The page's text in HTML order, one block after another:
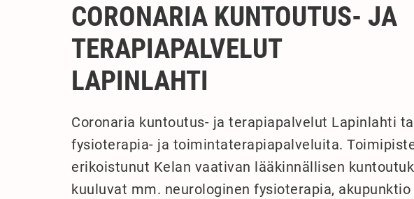
CORONARIA KUNTOUTUS- JA
TERAPIAPALVELUT
LAPINLAHTI
Coronaria kuntoutus- ja terapiapalvelut Lapinlahti
fysioterapia- ja toimintaterapiapalveluita.
erikoistunut Kelan vaativan lääkinnällisen
kuuluvat mm. neurologinen fysioterapia,